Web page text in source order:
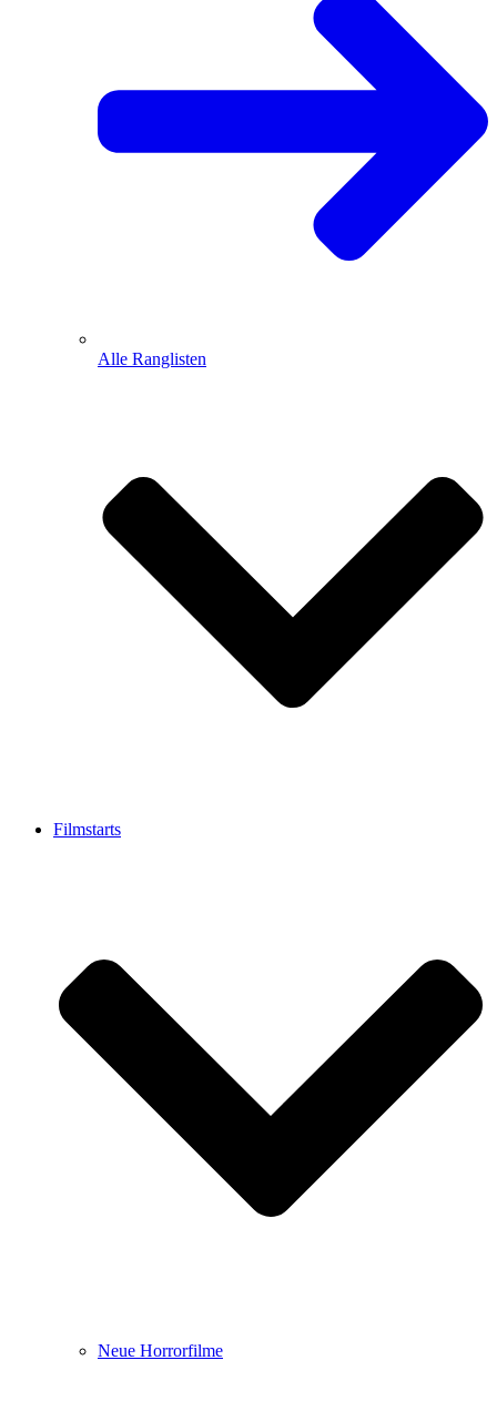
Alle Ranglisten
Filmstarts
Neue Horrorfilme